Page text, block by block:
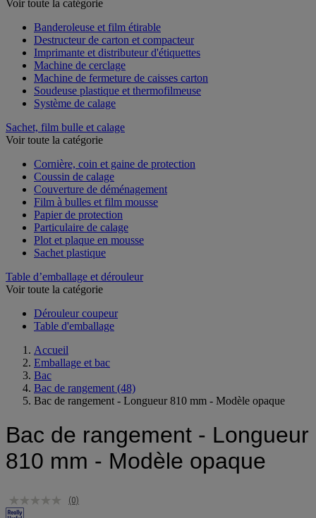
Voir toute la catégorie
Banderoleuse et film étirable
Destructeur de carton et compacteur
Imprimante et distributeur d'étiquettes
Machine de cerclage
Machine de fermeture de caisses carton
Soudeuse plastique et thermofilmeuse
Système de calage
Sachet, film bulle et calage
Voir toute la catégorie
Cornière, coin et gaine de protection
Coussin de calage
Couverture de déménagement
Film à bulles et film mousse
Papier de protection
Particulaire de calage
Plot et plaque en mousse
Sachet plastique
Table d’emballage et dérouleur
Voir toute la catégorie
Dérouleur coupeur
Table d'emballage
Accueil
Emballage et bac
Bac
Bac de rangement (48)
Bac de rangement - Longueur 810 mm - Modèle opaque
Bac de rangement - Longueur
810 mm - Modèle opaque
(0)